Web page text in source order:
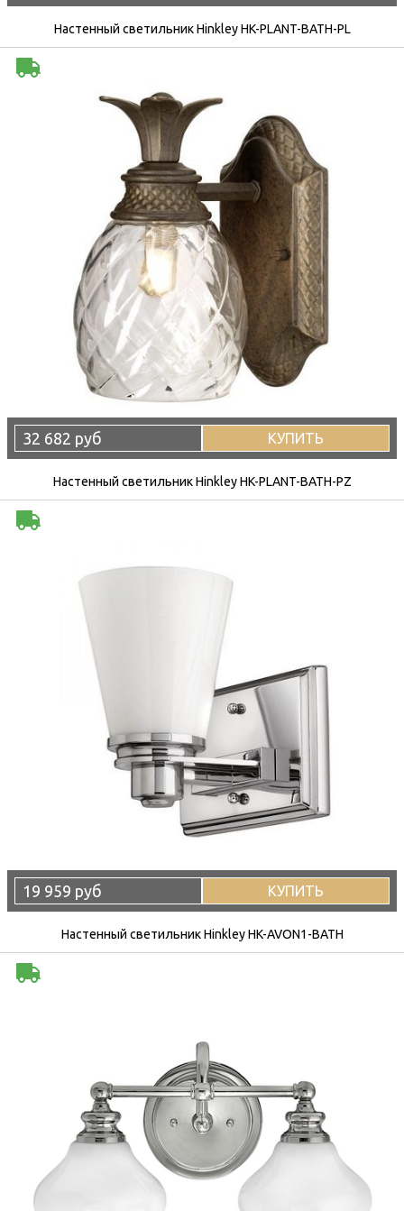
Настенный светильник Hinkley HK-PLANT-BATH-PL
32 682 руб КУПИТЬ
Настенный светильник Hinkley HK-PLANT-BATH-PZ
19 959 руб КУПИТЬ
Настенный светильник Hinkley HK-AVON1-BATH